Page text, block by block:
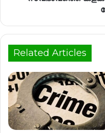
Related Articles